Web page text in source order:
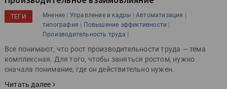
ТЕГИ Мнение | Управление и кадры |Автоматизация |
типография | Повышение эффективности |
Производительность труда |
Все понимают, что рост производительности труда — тема
комплексная. Для того, чтобы заняться ростом, нужно
сначала понимание, где он действительно нужен.
Читать далее